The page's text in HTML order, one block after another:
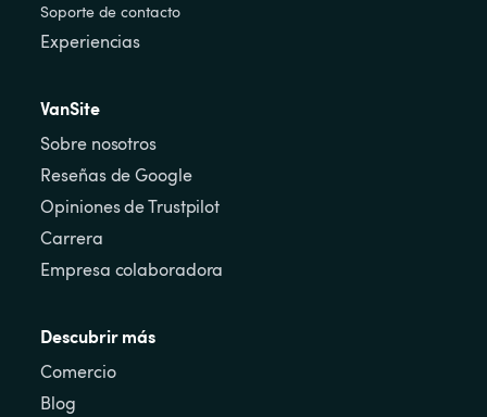
Soporte de contacto
Experiencias
VanSite
Sobre nosotros
Reseñas de Google
Opiniones de Trustpilot
Carrera
Empresa colaboradora
Descubrir más
Comercio
Blog